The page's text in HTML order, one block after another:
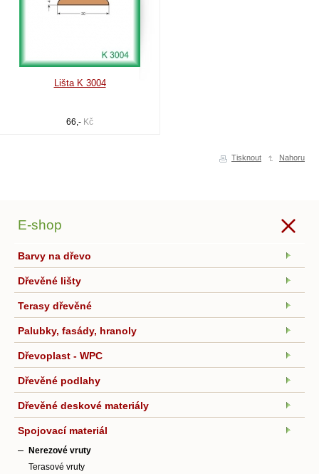
Lišta K 3004
66,- Kč
Tisknout Nahoru
E-shop
Barvy na dřevo
Dřevěné lišty
Terasy dřevěné
Palubky, fasády, hranoly
Dřevoplast - WPC
Dřevěné podlahy
Dřevěné deskové materiály
Spojovací materiál
Nerezové vruty
Terasové vruty